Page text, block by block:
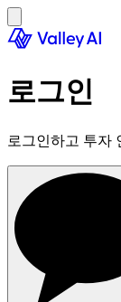
로그인
로그인하고 투자